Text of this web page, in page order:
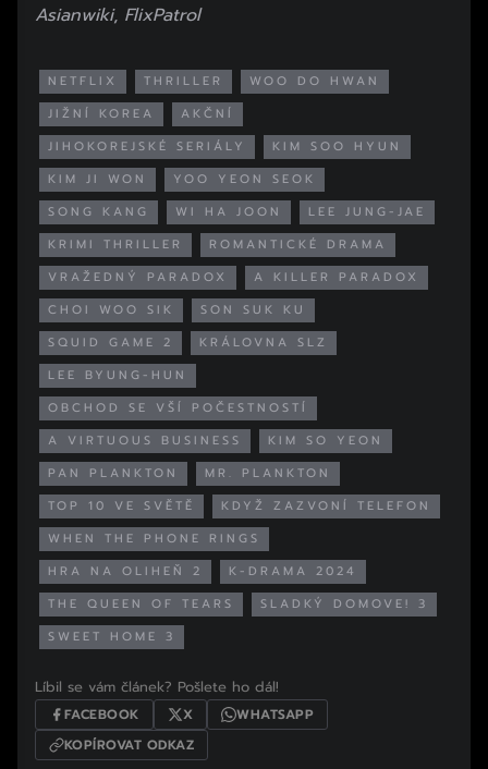
Asianwiki, FlixPatrol
NETFLIX THRILLER
WOO DO HWAN
JIŽNÍ KOREA
AKČNÍ
JIHOKOREJSKÉ SERIÁLY
KIM SOO HYUN
KIM JI WON
YOO YEON SEOK
SONG KANG
WI HA JOON
LEE JUNG-JAE
KRIMI THRILLER
ROMANTICKÉ DRAMA
VRAŽEDNÝ PARADOX
A KILLER PARADOX
CHOI WOO SIK
SON SUK KU
SQUID GAME 2
KRÁLOVNA SLZ
LEE BYUNG-HUN
OBCHOD SE VŠÍ POČESTNOSTÍ
A VIRTUOUS BUSINESS
KIM SO YEON
PAN PLANKTON
MR. PLANKTON
TOP 10 VE SVĚTĚ
KDYŽ ZAZVONÍ TELEFON
WHEN THE PHONE RINGS
HRA NA OLIHEŇ 2
K-DRAMA 2024
THE QUEEN OF TEARS
SLADKÝ DOMOVE! 3
SWEET HOME 3
Líbil se vám článek? Pošlete ho dál!
FACEBOOK X
WHATSAPP
KOPÍROVAT ODKAZ